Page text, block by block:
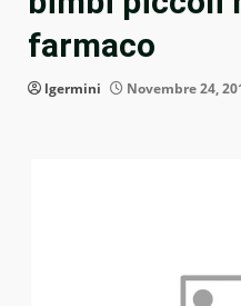
farmaco
lgermini Novembre 24,